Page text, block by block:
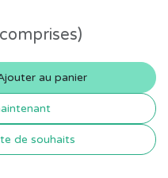
au panier
de souhaits